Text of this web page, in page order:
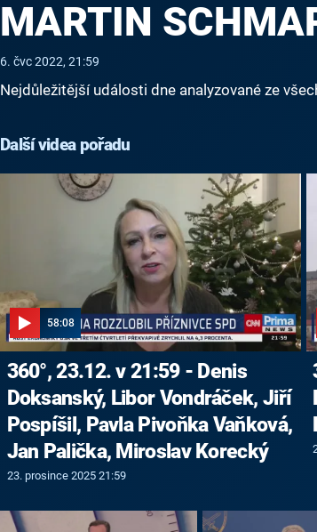
MARTIN
6. čvc 2022, 21:59
Nejdůležitější události dne analyzované ze
Další videa pořadu
58:08
360°, 23.12. v 21:59 - Denis
Doksanský, Libor Vondráček, Jiří
Pospíšil, Pavla Pivoňka Vaňková,
Jan Palička, Miroslav Korecký
23. prosince 2025 21:59